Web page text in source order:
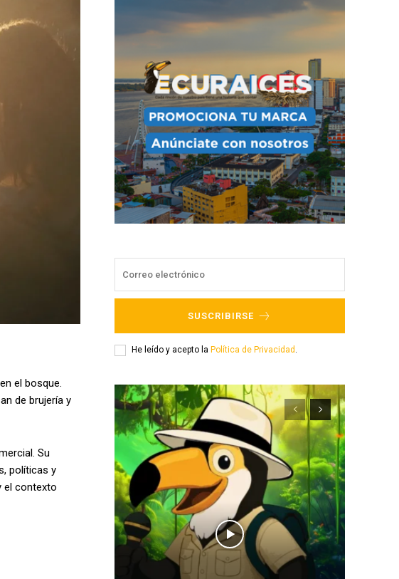
el bosque.
de brujería y
Su
políticas y
el contexto
SUSCRIBIRSE
He leído y acepto la Política de Privacidad .